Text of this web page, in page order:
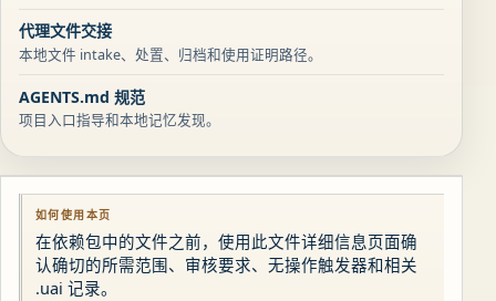
代理文件交接
本地文件 intake、处置、归档和使用证明路径。
AGENTS.md 规范
项目入口指导和本地记忆发现。
如何使用本页
在依赖包中的文件之前，使用此文件详细信息页面确
认确切的所需范围、审核要求、无操作触发器和相关
.uai 记录。